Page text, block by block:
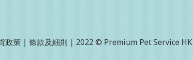
政策 | 條款及細則 | 2022 © Premium Pet Service HK